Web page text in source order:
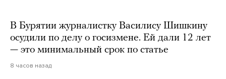
В Бурятии журналистку Василису Шишкину
осудили по делу о госизмене. Ей дали 12 лет
— это минимальный срок по статье
8 часов назад